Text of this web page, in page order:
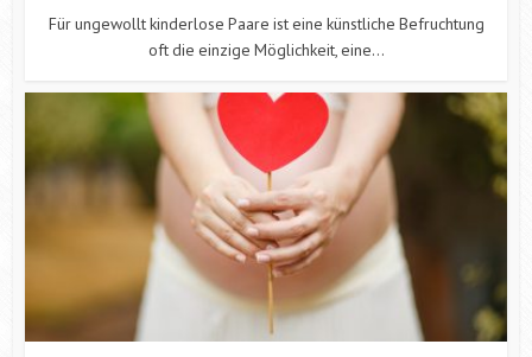
Für ungewollt kinderlose Paare ist eine künstliche Befruchtung
oft die einzige Möglichkeit, eine...